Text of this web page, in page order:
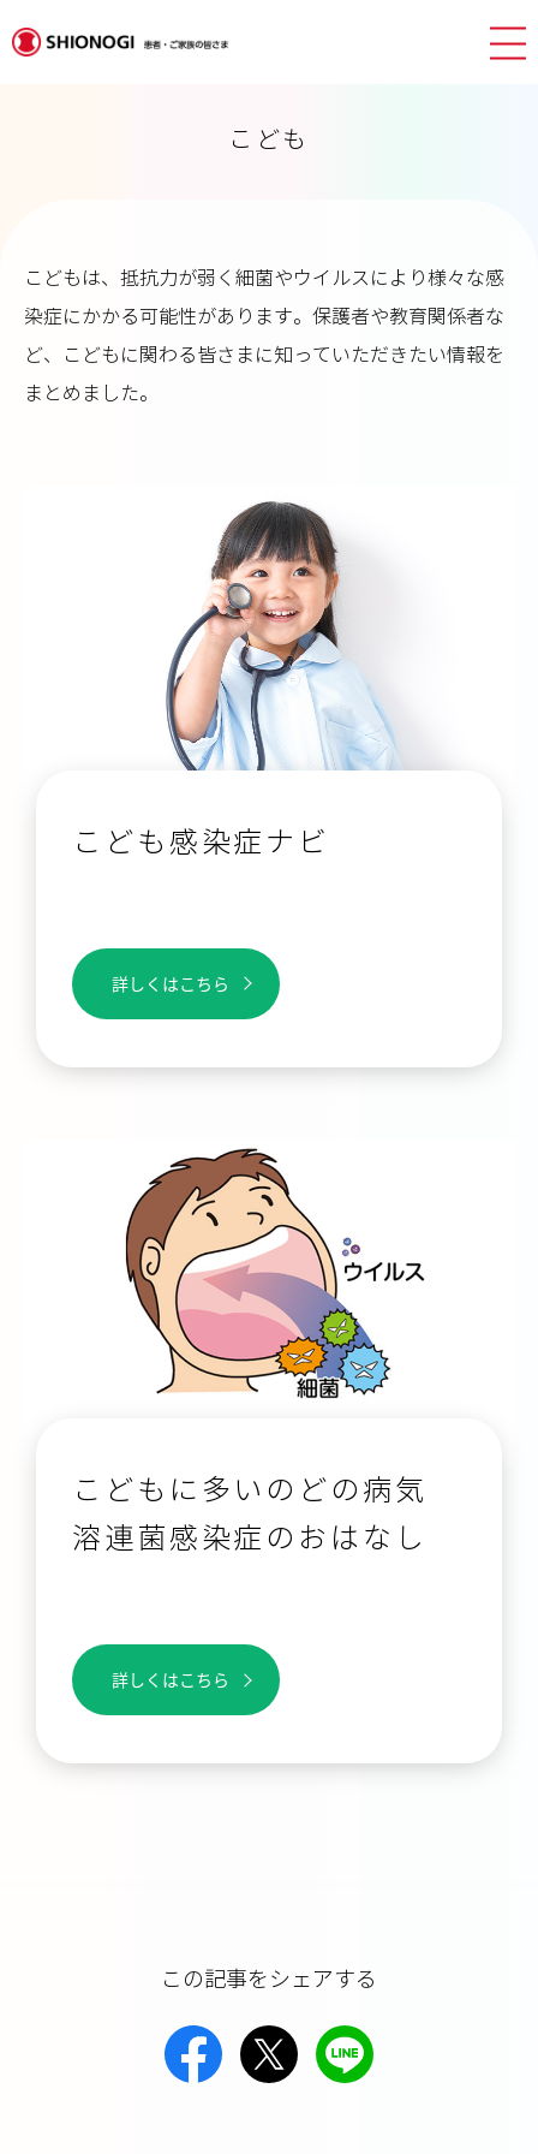
こども
こどもは、抵抗力が弱く細菌やウイルスにより様々な感
染症にかかる可能性があります。保護者や教育関係者な
ど、こどもに関わる皆さまに知っていただきたい情報を
まとめました。
こども感染症ナビ
詳しくはこちら
こどもに多いのどの病気
溶連菌感染症のおはなし
詳しくはこちら
この記事をシェアする